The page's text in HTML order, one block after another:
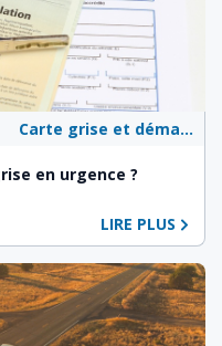
Carte grise et démarches administratives
en urgence ?
LIRE PLUS